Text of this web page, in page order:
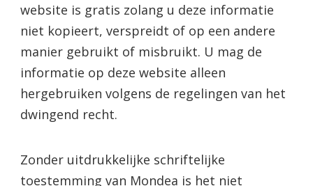
website is gratis zolang u deze informatie
niet kopieert, verspreidt of op een andere
manier gebruikt of misbruikt. U mag de
informatie op deze website alleen
hergebruiken volgens de regelingen van het
dwingend recht.
Zonder uitdrukkelijke schriftelijke
toestemming van Mondea is het niet